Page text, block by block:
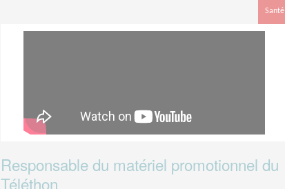
Santé
Responsable du matériel promotionnel du
Téléthon